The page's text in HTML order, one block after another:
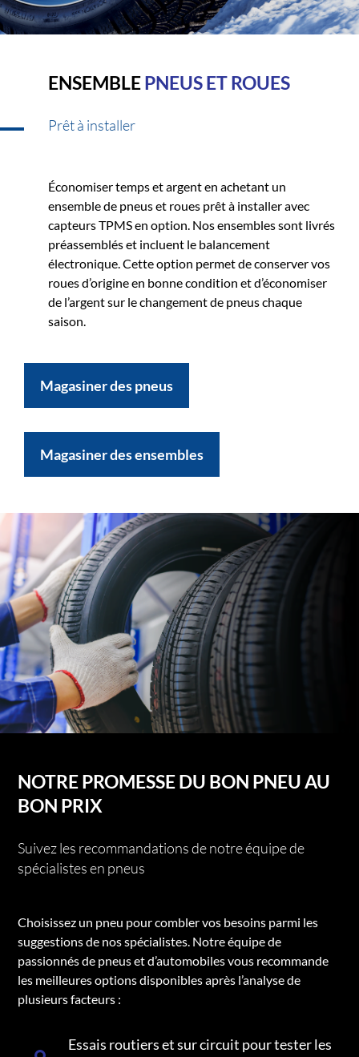
ENSEMBLEPNEUS ET ROUES
Prêt à installer
Économiser temps et argent en achetant un
ensemble de pneus et roues prêt à installer avec
capteurs TPMS en option. Nos ensembles sont livrés
préassemblés et incluent le balancement
électronique. Cette option permet de conserver vos
roues d’origine en bonne condition et d’économiser
de l’argent sur le changement de pneus chaque
saison.
Magasiner des pneus
Magasiner des ensembles
NOTRE PROMESSE DU BON PNEU AU
BON PRIX
Suivez les recommandations de notre équipe de
spécialistes en pneus
Choisissez un pneu pour combler vos besoins parmi les
suggestions de nos spécialistes. Notre équipe de
passionnés de pneus et d’automobiles vous recommande
les meilleures options disponibles après l’analyse de
plusieurs facteurs :
Essais routiers et sur circuit pour tester les